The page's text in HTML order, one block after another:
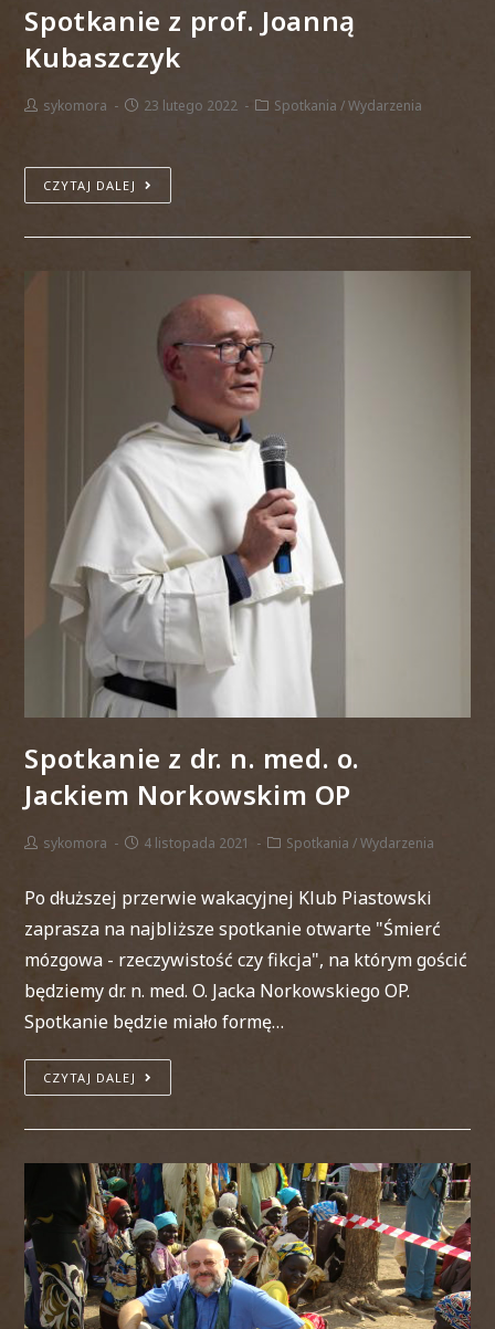
Spotkanie z prof. Joanną
Kubaszczyk
sykomora 23 lutego 2022 Spotkania / Wydarzenia
CZYTAJ DALEJ
Spotkanie z dr. n. med. o.
Jackiem Norkowskim OP
sykomora 4 listopada 2021 Spotkania / Wydarzenia
Po dłuższej przerwie wakacyjnej Klub Piastowski
zaprasza na najbliższe spotkanie otwarte "Śmierć
mózgowa - rzeczywistość czy fikcja", na którym gościć
będziemy dr. n. med. O. Jacka Norkowskiego OP.
Spotkanie będzie miało formę…
CZYTAJ DALEJ